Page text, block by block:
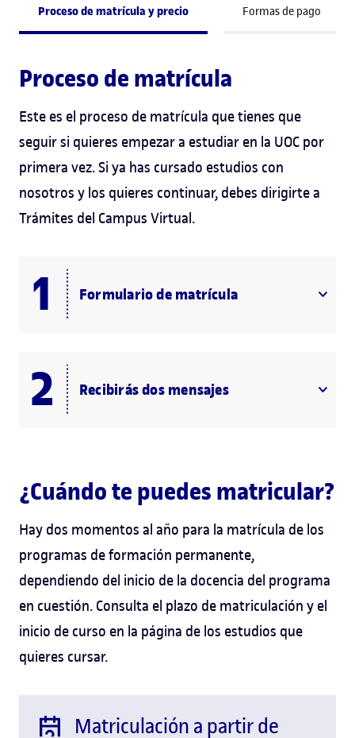
Proceso de matrícula y precio Formas de pago
Proceso de matrícula
Este es el proceso de matrícula que tienes que
seguir si quieres empezar a estudiar en la UOC por
primera vez. Si ya has cursado estudios con
nosotros y los quieres continuar, debes dirigirte a
Trámites del Campus Virtual.
Formulario de matrícula
Recibirás dos mensajes
¿Cuándo te puedes matricular?
Hay dos momentos al año para la matrícula de los
programas de formación permanente,
dependiendo del inicio de la docencia del programa
en cuestión. Consulta el plazo de matriculación y el
inicio de curso en la página de los estudios que
quieres cursar.
Matriculación a partir de